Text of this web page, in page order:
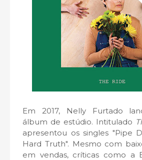
Em 2017, Nelly Furtado
álbum de estúdio. Intitulado
apresentou os singles "Pipe
Hard Truth". Mesmo com
em vendas, críticas como a